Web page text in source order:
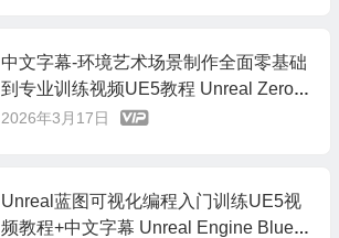
中文字幕-环境艺术场景制作全面零基础
到专业训练视频UE5教程 Unreal Zero t
o Pro Course
2026年3月17日
Unreal蓝图可视化编程入门训练UE5视
频教程+中文字幕 Unreal Engine Bluepr